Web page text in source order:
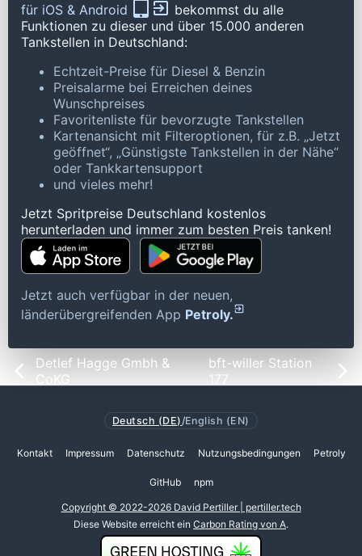
für iOS & Android
bekommst du alle
Funktionen zu dieser und über 15.000 anderen
Tankstellen in Deutschland:
Echtzeit-Preise für Diesel & Benzin
Preisalarme bei Erreichen deines
Wunschpreises
Favoritenliste für bevorzugte Tankstellen
Kartenansicht mit Filteroptionen, für z.B. „Jetzt
geöffnet“, „Günstigste Tankstellen in der Nähe“
oder Tankkartensupport
und vieles mehr!
Jetzt Spritpreise Deutschland kostenlos
herunterladen und immer zum besten Preis tanken!
Jetzt auch verfügbar in der neuen,
länderübergreifenden App Petroly.
Detlef Hagge Gmbh &
CoKG
bft-willer Station
177
Deutsch (DE) /English (EN)
Kontakt Impressum Datenschutz Nutzungsbedingungen Petroly
GitHub npm
Copyright © 2022-2026 David Pertiller | pertiller.tech
Diese Website erreicht ein Carbon Rating von A.